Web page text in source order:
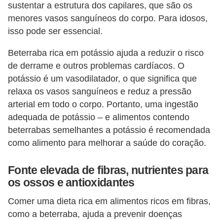
sustentar a estrutura dos capilares, que são os
menores vasos sanguíneos do corpo. Para idosos,
isso pode ser essencial.
Beterraba rica em potássio ajuda a reduzir o risco
de derrame e outros problemas cardíacos. O
potássio é um vasodilatador, o que significa que
relaxa os vasos sanguíneos e reduz a pressão
arterial em todo o corpo. Portanto, uma ingestão
adequada de potássio – e alimentos contendo
beterrabas semelhantes a potássio é recomendada
como alimento para melhorar a saúde do coração.
Fonte elevada de fibras, nutrientes para
os ossos e antioxidantes
Comer uma dieta rica em alimentos ricos em fibras,
como a beterraba, ajuda a prevenir doenças